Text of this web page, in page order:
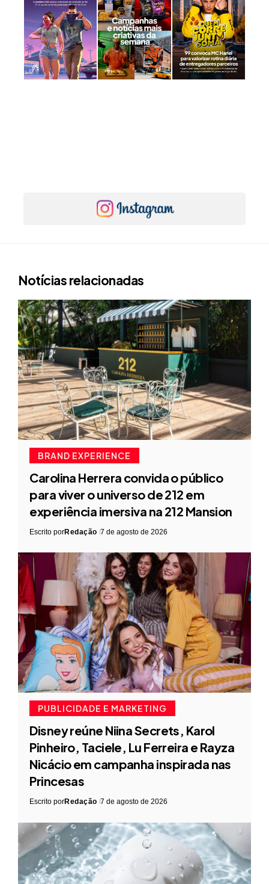
Notícias relacionadas
BRAND EXPERIENCE
Carolina Herrera convida o público
para viver o universo de 212 em
experiência imersiva na 212 Mansion
Escrito porRedação 7 de agosto de 2026
PUBLICIDADE E MARKETING
Disney reúne Niina Secrets, Karol
Pinheiro, Taciele, Lu Ferreira e Rayza
Nicácio em campanha inspirada nas
Princesas
Escrito porRedação 7 de agosto de 2026